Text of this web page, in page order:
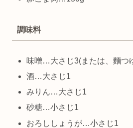
調味料
味噌…大さじ3(または、麵つ
酒…大さじ1
みりん…大さじ1
砂糖…小さじ1
おろししょうが…小さじ1